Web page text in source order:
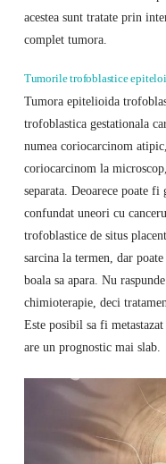
acestea sunt tratate prin
complet tumora.
Tumorile trofoblastice
Tumora epitelioida
trofoblastica gestationala
numea coriocarcinom
coriocarcinom la
separata. Deoarece poate
confundat uneori cu
trofoblastice de situs
sarcina la termen, dar
boala sa apara. Nu
chimioterapie, deci
Este posibil sa fi
are un prognostic mai slab.